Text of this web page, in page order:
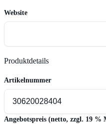
Website
Produktdetails
Artikelnummer
Angebotspreis (netto, zzgl. 19 %